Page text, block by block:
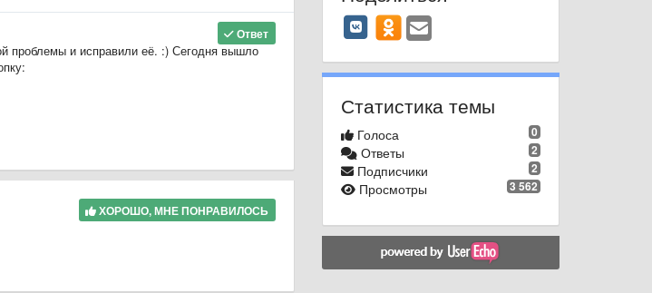
Ответ
проблемы и исправили её. :) Сегодня вышло
ХОРОШО, МНЕ ПОНРАВИЛОСЬ
Статистика темы
0
Голоса
2
Ответы
2
Подписчики
3 562
Просмотры